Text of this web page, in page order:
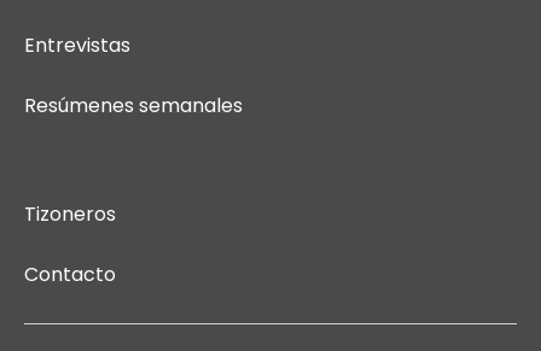
Entrevistas
Resúmenes semanales
Tizoneros
Contacto